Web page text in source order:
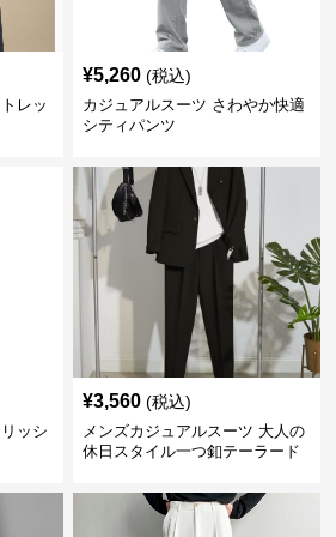
レッ
¥5,260 (税込)
カジュアルスーツ さわやか快適
シティパンツ
ッシ
¥3,560 (税込)
メンズカジュアルスーツ 大人の
休日スタイル一つ釦テーラード